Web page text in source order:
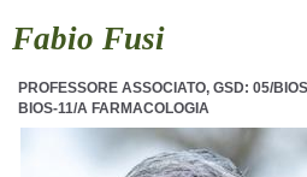
Fabio Fusi
PROFESSORE ASSOCIATO, GSD: 05/
BIOS-11/A FARMACOLOGIA